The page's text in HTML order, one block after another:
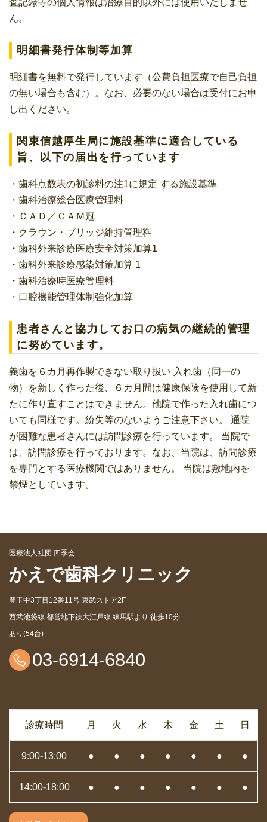
査記録等の個人情報は治療目的以外には使用いたしませ
ん。
明細書発行体制等加算
明細書を無料で発行しています（公費負担医療で自己負担
の無い場合も含む）。なお、必要のない場合は受付にお申
し出ください。
関東信越厚生局に施設基準に適合している
旨、以下の届出を行っています
・歯科点数表の初診料の注1に規定 する施設基準
・歯科治療総合医療管理料
・ＣＡＤ／ＣＡＭ冠
・クラウン・ブリッジ維持管理料
・歯科外来診療医療安全対策加算1
・歯科外来診療感染対策加算 1
・歯科治療時医療管理料
・口腔機能管理体制強化加算
患者さんと協力してお口の病気の継続的管理
に努めています。
義歯を６カ月再作製できない取り扱い 入れ歯（同一の
物）を新しく作った後、６カ月間は健康保険を使用して新
たに作り直すことはできません。他院で作った入れ歯につ
いても同様です。紛失等のないようご注意下さい。 通院
が困難な患者さんには訪問診療を行っています。 当院で
は、訪問診療を行っております。なお、当院は、訪問診療
を専門とする医療機関ではありません。 当院は敷地内を
禁煙としています。
医療法人社団 四季会
かえで歯科クリニック
豊玉中3丁目12番11号 東武ストア2F
西武池袋線 都営地下鉄大江戸線 練馬駅より 徒歩10分
あり(54台)
03-6914-6840
診療時間 月 火 水 木 金 土 日
9:00-13:00 ● ● ● ● ● ● ●
14:00-18:00 ● ● ● ● ● ● ●